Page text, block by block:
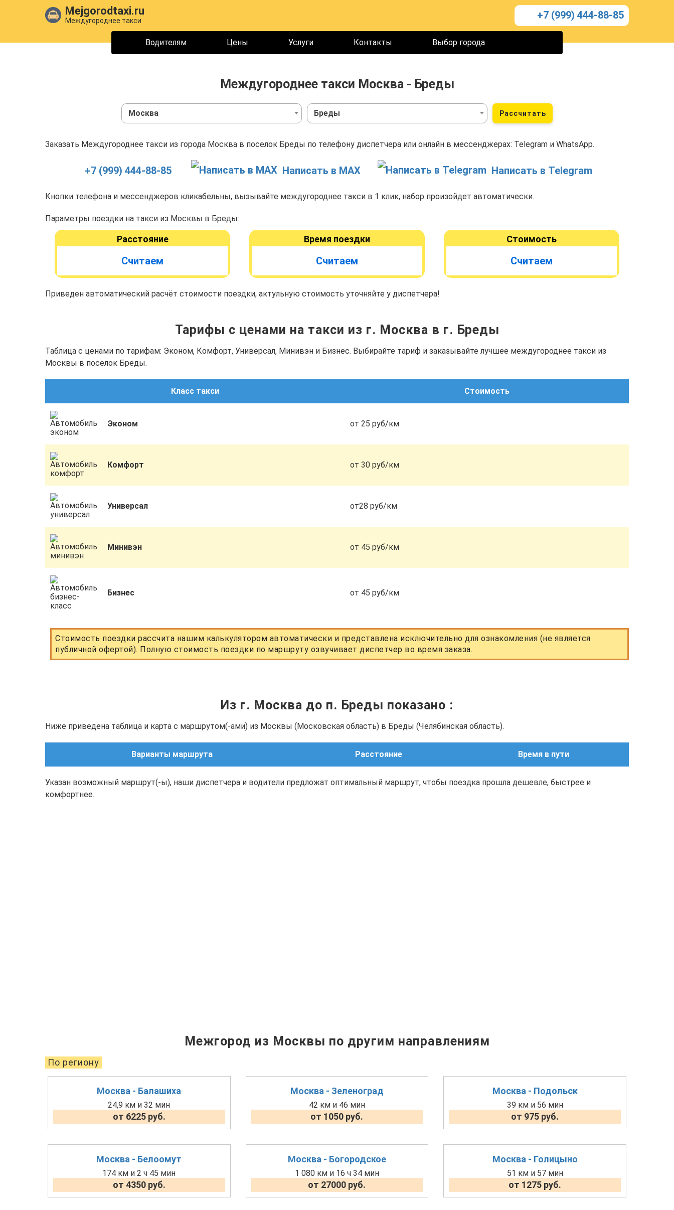
Mejgorodtaxi.ru
Междугороднее такси +7 (999) 444-88-85
Водителям Цены Услуги Контакты Выбор города
Междугороднее такси Москва - Бреды
Москва Бреды Рассчитать
Заказать Междугороднее такси из города Москва в поселок Бреды по телефону диспетчера или онлайн в мессенджерах: Telegram и WhatsApp.
+7 (999) 444-88-85 Написать в MAX Написать в Telegram
Кнопки телефона и мессенджеров кликабельны, вызывайте междугороднее такси в 1 клик, набор произойдет автоматически.
Параметры поездки на такси из Москвы в Бреды:
Расстояние
Считаем
Время поездки
Считаем
Стоимость
Считаем
Приведен автоматический расчёт стоимости поездки, актульную стоимость уточняйте у диспетчера!
Тарифы с ценами на такси из г. Москва в г. Бреды
Таблица с ценами по тарифам: Эконом, Комфорт, Универсал, Минивэн и Бизнес. Выбирайте тариф и заказывайте лучшее междугороднее такси из
Москвы в поселок Бреды.
Класс такси Стоимость
Эконом от 25 руб/км
Комфорт от 30 руб/км
Универсал от28 руб/км
Минивэн от 45 руб/км
Бизнес от 45 руб/км
Стоимость поездки рассчита нашим калькулятором автоматически и представлена исключительно для ознакомления (не является
публичной офертой). Полную стоимость поездки по маршруту озвучивает диспетчер во время заказа.
Из г. Москва до п. Бреды показано :
Ниже приведена таблица и карта с маршрутом(-ами) из Москвы (Московская область) в Бреды (Челябинская область).
Варианты маршрута Расстояние Время в пути
Указан возможный маршрут(-ы), наши диспетчера и водители предложат оптимальный маршрут, чтобы поездка прошла дешевле, быстрее и
комфортнее.
Межгород из Москвы по другим направлениям
По региону
Москва - Балашиха
24,9 км и 32 мин
от 6225 руб.
Москва - Зеленоград
42 км и 46 мин
от 1050 руб.
Москва - Подольск
39 км и 56 мин
от 975 руб.
Москва - Белоомут
174 км и 2 ч 45 мин
от 4350 руб.
Москва - Богородское
1 080 км и 16 ч 34 мин
от 27000 руб.
Москва - Голицыно
51 км и 57 мин
от 1275 руб.